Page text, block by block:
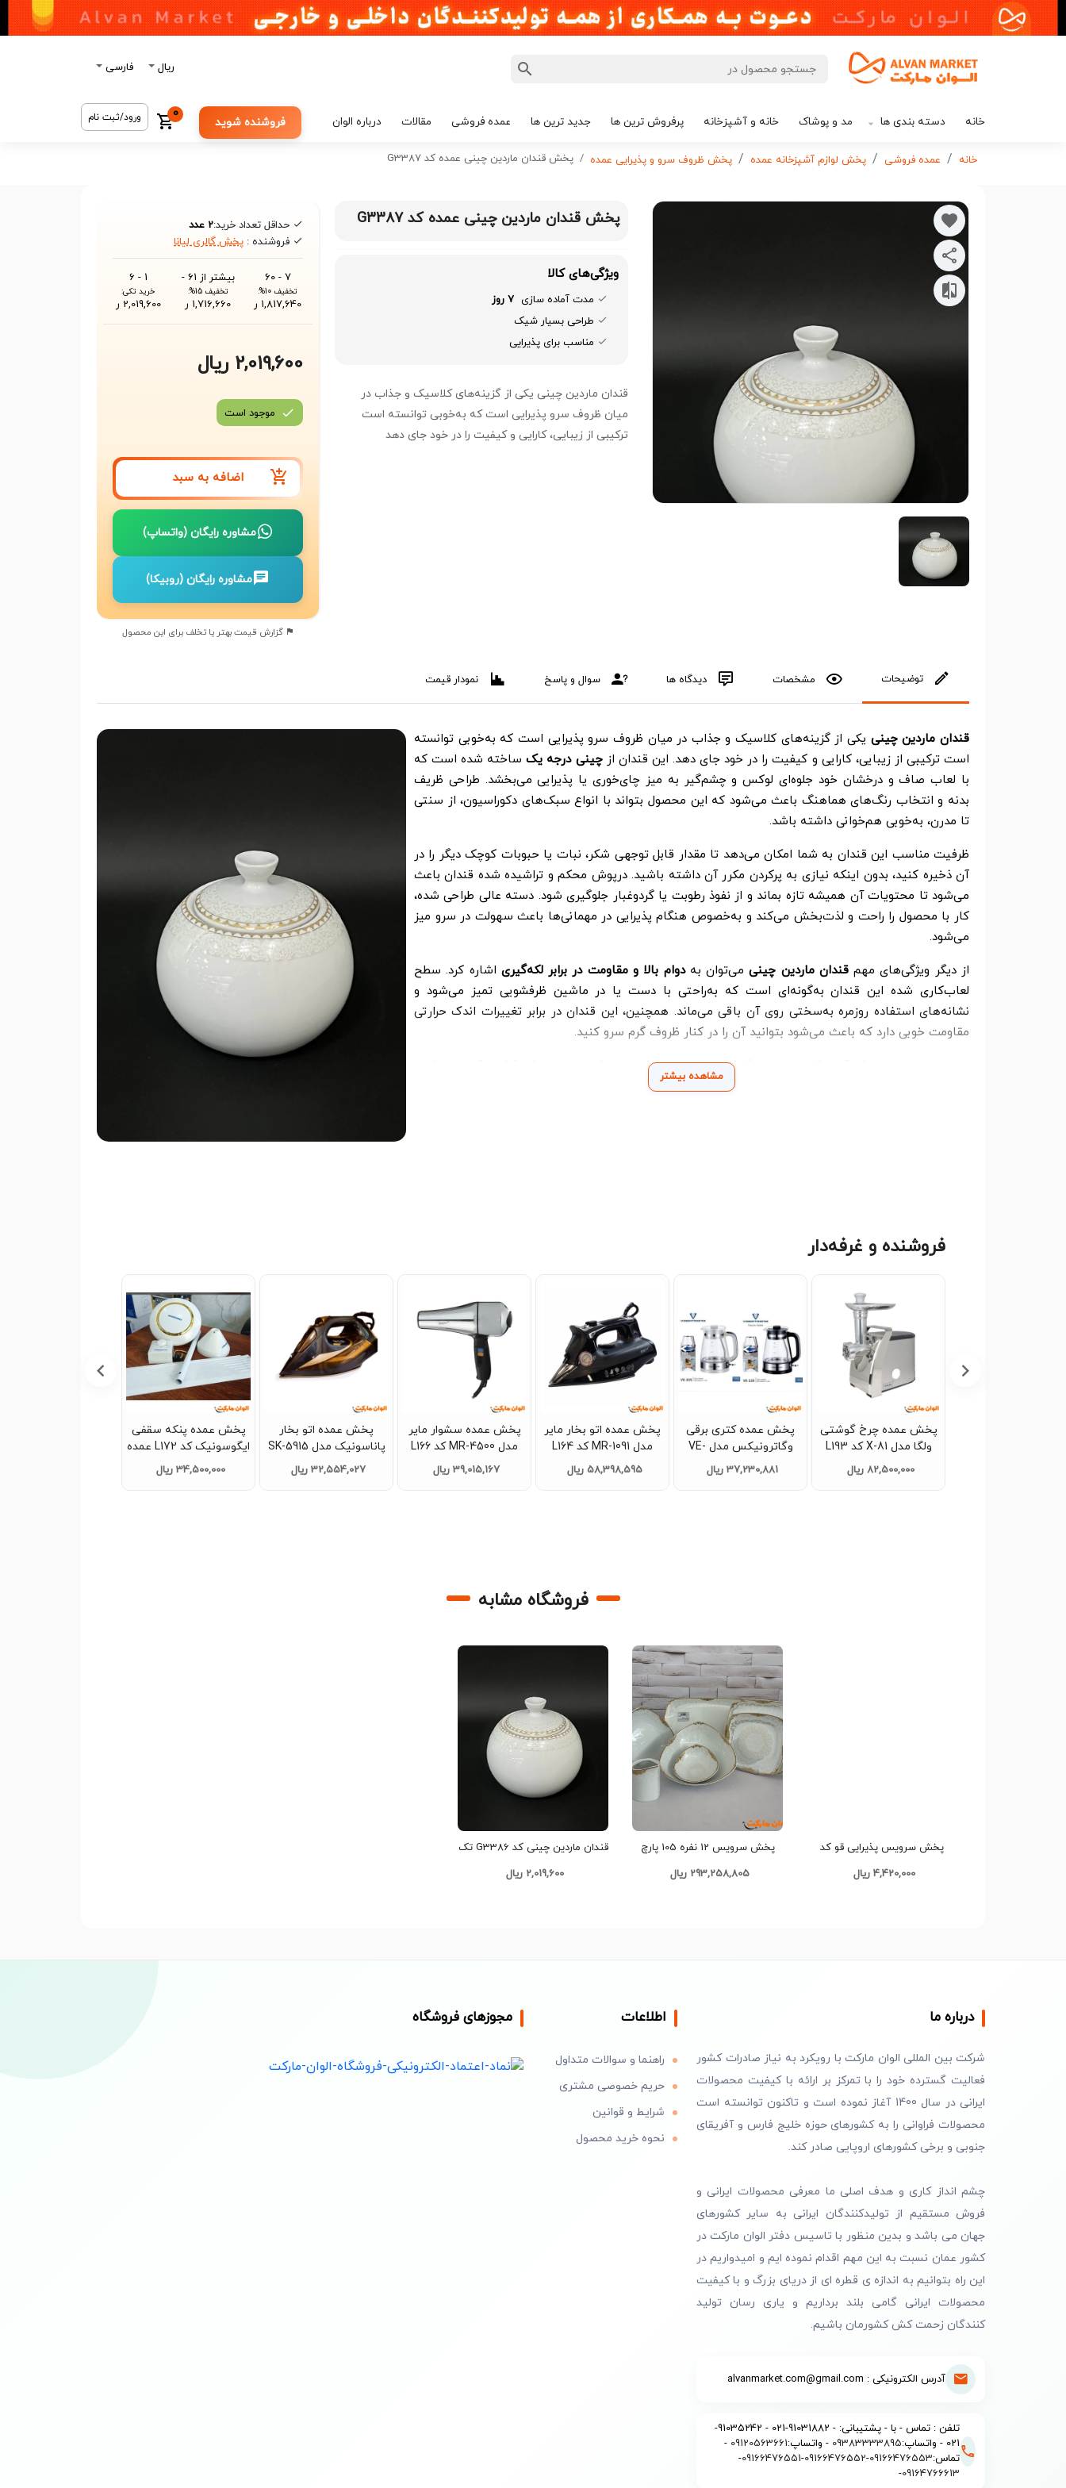
ریال فارسی
خانه دسته بندی ها مد و پوشاک خانه و آشپزخانه پرفروش ترین ها جدید ترین ها عمده فروشی مقالات درباره الوان فروشنده شوید
0 ورود/ثبت نام
خانه عمده فروشی پخش لوازم آشپزخانه عمده پخش ظروف سرو و پذیرایی عمده پخش قندان ماردین چینی عمده کد G3387
پخش قندان ماردین چینی عمده کد G3387
ویژگی‌های کالا
مدت آماده سازی 7 روز
طراحی بسیار شیک
مناسب برای پذیرایی
قندان ماردین چینی یکی از گزینه‌های کلاسیک و جذاب در
میان ظروف سرو پذیرایی است که به‌خوبی توانسته است
ترکیبی از زیبایی، کارایی و کیفیت را در خود جای دهد
حداقل تعداد خرید:2 عدد
فروشنده : پخش گالری لیانا
7 - 60
تخفیف 10%:
1,817,640 ر
بیشتر از 61 -
تخفیف 15%:
1,716,660 ر
1 - 6
خرید تکی:
2,019,600 ر
2,019,600 ریال
موجود است
اضافه به سبد
مشاوره رایگان (واتساپ)
مشاوره رایگان (روبیکا)
گزارش قیمت بهتر یا تخلف برای این محصول
توضیحات مشخصات دیدگاه ها سوال و پاسخ نمودار قیمت
قندان ماردین چینی یکی از گزینه‌های کلاسیک و جذاب در میان ظروف سرو پذیرایی است که به‌خوبی توانسته
است ترکیبی از زیبایی، کارایی و کیفیت را در خود جای دهد. این قندان ازچینی درجه یکساخته شده است که
با لعاب صاف و درخشان خود جلوه‌ای لوکس و چشم‌گیر به میز چای‌خوری یا پذیرایی می‌بخشد. طراحی ظریف
بدنه و انتخاب رنگ‌های هماهنگ باعث می‌شود که این محصول بتواند با انواع سبک‌های دکوراسیون، از سنتی
تا مدرن، به‌خوبی هم‌خوانی داشته باشد.
ظرفیت مناسب این قندان به شما امکان می‌دهد تا مقدار قابل توجهی شکر، نبات یا حبوبات کوچک دیگر را در
آن ذخیره کنید، بدون اینکه نیازی به پرکردن مکرر آن داشته باشید. درپوش محکم و تراشیده شده قندان باعث
می‌شود تا محتویات آن همیشه تازه بماند و از نفوذ رطوبت یا گردوغبار جلوگیری شود. دسته عالی طراحی شده،
کار با محصول را راحت و لذت‌بخش می‌کند و به‌خصوص هنگام پذیرایی در مهمانی‌ها باعث سهولت در سرو میز
می‌شود.
از دیگر ویژگی‌های مهمقندان ماردین چینیمی‌توان بهدوام بالا و مقاومت در برابر لکه‌گیری اشاره کرد. سطح
لعاب‌کاری شده این قندان به‌گونه‌ای است که به‌راحتی با دست یا در ماشین ظرفشویی تمیز می‌شود و
نشانه‌های استفاده روزمره به‌سختی روی آن باقی می‌ماند. همچنین، این قندان در برابر تغییرات اندک حرارتی
مقاومت خوبی دارد که باعث می‌شود بتوانید آن را در کنار ظروف گرم سرو کنید.
این محصول نه‌تنها یک آیتم کاربردی برای نگهداری شکر یا نبات است، بلکه به‌عنوان یک
شناخته می‌شود. طراحی هنری و جزئیات دقیق آن باعث می‌شود قندان ماردین چینی به‌راحتی نظر هر بیننده‌ای
مشاهده بیشتر
فروشنده و غرفه‌دار
پخش عمده چرخ گوشتی
ولگا مدل 81-X کد L193
عمده
82,500,000 ریال
پخش عمده کتری برقی
وگاترونیکس مدل VE-
235 کد L146 عمده
37,230,881 ریال
پخش عمده اتو بخار مایر
مدل MR-1091 کد L164
عمده
58,398,595 ریال
پخش عمده سشوار مایر
مدل MR-4500 کد L166
عمده
39,015,167 ریال
پخش عمده اتو بخار
پاناسونیک مدل SK-5915
کد L143 عمده
32,554,027 ریال
پخش عمده پنکه سقفی
ایگوسونیک کد L172 عمده
34,500,000 ریال
فروشگاه مشابه
پخش سرویس پذیرایی قو کد
4,420,000 ریال
پخش سرویس 12 نفره 105 پارچ
293,258,805 ریال
قندان ماردین چینی کد G3386 تک
2,019,600 ریال
درباره ما
شرکت بین المللی الوان مارکت با رویکرد به نیاز صادرات کشور
فعالیت گسترده خود را با تمرکز بر ارائه با کیفیت محصولات
ایرانی در سال 1400 آغاز نموده است و تاکنون توانسته است
محصولات فراوانی را به کشورهای حوزه خلیج فارس و آفریقای
جنوبی و برخی کشورهای اروپایی صادر کند.
چشم انداز کاری و هدف اصلی ما معرفی محصولات ایرانی و
فروش مستقیم از تولیدکنندگان ایرانی به سایر کشورهای
جهان می باشد و بدین منظور با تاسیس دفتر الوان مارکت در
کشور عمان نسبت به این مهم اقدام نموده ایم و امیدواریم در
این راه بتوانیم به اندازه ی قطره ای از دریای بزرگ و با کیفیت
محصولات ایرانی گامی بلند برداریم و یاری رسان تولید
کنندگان زحمت کش کشورمان باشیم.
آدرس الکترونیکی : alvanmarket.com@gmail.com
تلفن : تماس - با - پشتیبانی: - 91031882-021 - 91035242-
021 - واتساپ:
09383333895 - واتساپ:09120563661
-
تماس:09166476553
-
09166476552
-
09166476551
-
09164766613
-
اطلاعات
راهنما و سوالات متداول
حریم خصوصی مشتری
شرایط و قوانین
نحوه خرید محصول
مجوزهای فروشگاه